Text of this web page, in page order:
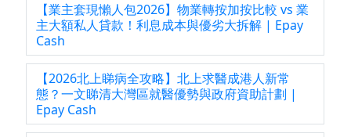
【業主套現懶人包2026】物業轉按加按比較 vs 業
主大額私人貸款！利息成本與優劣大拆解 | Epay
Cash
【2026北上睇病全攻略】北上求醫成港人新常
態？一文睇清大灣區就醫優勢與政府資助計劃 |
Epay Cash